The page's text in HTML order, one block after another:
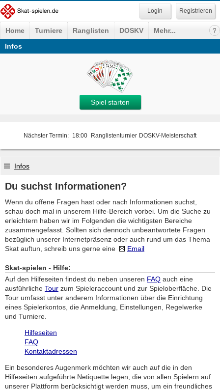
Registrieren
Home Turniere Ranglisten DOSKV
Mehr...
Infos
Spiel starten
Nächster Termin: 18:00 Ranglistenturnier DOSKV-Meisterschaft
Infos
Du suchst Informationen?
Wenn du offene Fragen hast oder nach Informationen suchst,
schau doch mal in unserem Hilfe-Bereich vorbei. Um die Suche zu
erleichtern haben wir im Folgenden die wichtigsten Bereiche
zusammengefasst. Sollten sich dennoch unbeantwortete Fragen
bezüglich unserer Internetpräsenz oder auch rund um das Thema
Skat auftun, schreib uns gerne eine
Email
Skat-spielen - Hilfe:
Auf den Hilfeseiten findest du neben unseren FAQ auch eine
ausführliche Tour zum Spieleraccount und zur Spieloberfläche. Die
Tour umfasst unter anderem Informationen über die Einrichtung
eines Spielerkontos, die Anmeldung, Einstellungen, Regelwerke
und Turniere.
Hilfeseiten
FAQ
Kontaktadressen
Ein besonderes Augenmerk möchten wir auch auf die in den
Hilfeseiten aufgeführte Netiquette legen, die von allen Spielern auf
unserer Plattform berücksichtigt werden muss, um ein freundliches